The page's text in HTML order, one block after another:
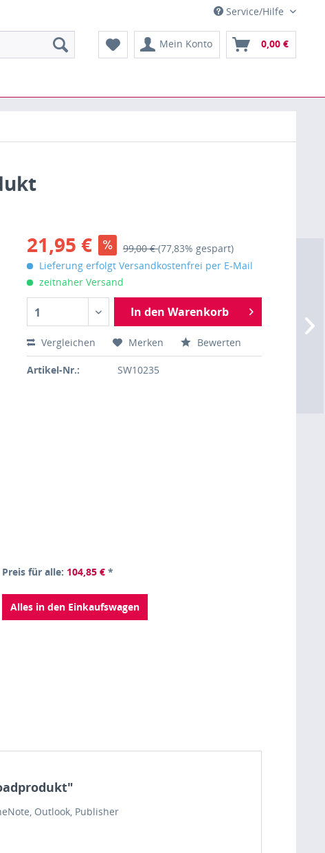
Service/Hilfe
Mein Konto 0,00 €
21,95 € 99,00 €(77,83% gespart)
Lieferung erfolgt Versandkostenfrei per E-Mail
zeitnaher Versand
1 In den Warenkorb
Vergleichen Merken Bewerten
Artikel-Nr.: SW10235
Preis für alle: 104,85 € *
Alles in den Einkaufswagen
Outlook, Publisher